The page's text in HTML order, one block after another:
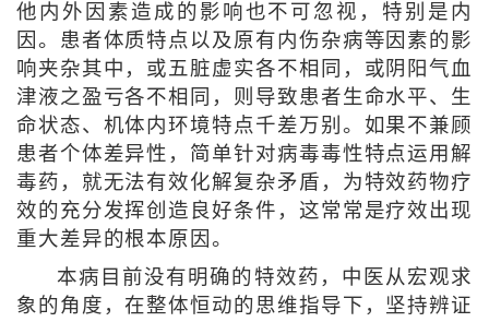
他内外因素造成的影响也不可忽视，特别是内
因。患者体质特点以及原有内伤杂病等因素的影
响夹杂其中，或五脏虚实各不相同，或阴阳气血
津液之盈亏各不相同，则导致患者生命水平、生
命状态、机体内环境特点千差万别。如果不兼顾
患者个体差异性，简单针对病毒毒性特点运用解
毒药，就无法有效化解复杂矛盾，为特效药物疗
效的充分发挥创造良好条件，这常常是疗效出现
重大差异的根本原因。
本病目前没有明确的特效药，中医从宏观求
象的角度，在整体恒动的思维指导下，坚持辨证